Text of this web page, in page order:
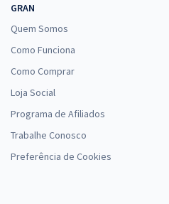
GRAN
Quem Somos
Como Funciona
Como Comprar
Loja Social
Programa de Afiliados
Trabalhe Conosco
Preferência de Cookies